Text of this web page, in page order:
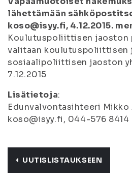
lähettämään
koso@isyy.fi, 4.12.2015.
Koulutuspoliittisen jaoston
valitaan koulutuspoliittisen
sosiaalipoliittisen jaoston
7.12.2015
Lisätietoja:
Edunvalvontasihteeri Mikko
koso@isyy.fi, 044-576 8414
UUTISLISTAUKSEEN